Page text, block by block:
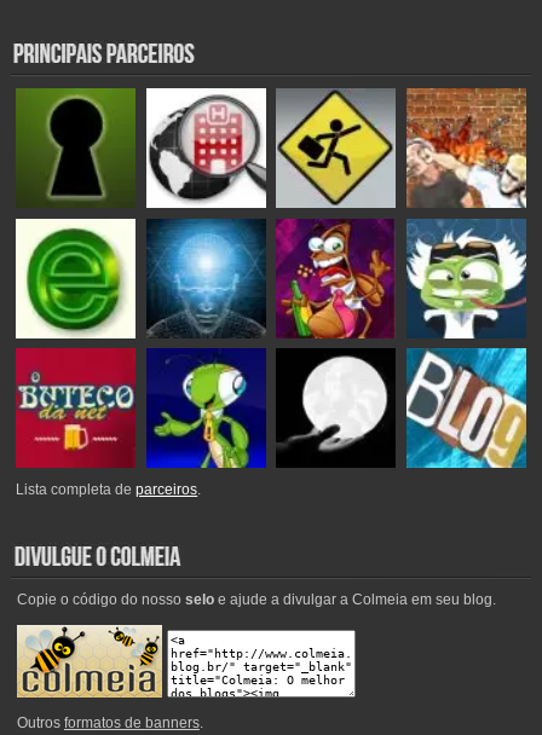
Lista completa deparceiros.
Copie o código do nosso seloe ajude a divulgar a Colmeia em seu blog.
Outros formatos de banners.